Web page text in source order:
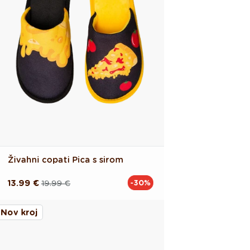
Živahni copati Pica s sirom
Redna 19.99 €
Akcijska
13.99 € -30%
Nov kroj